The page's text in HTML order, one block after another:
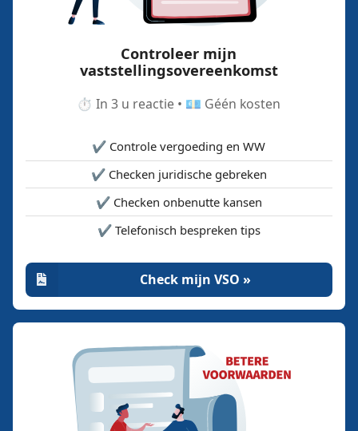
Controleer mijn
vaststellingsovereenkomst
⏱️ In 3 u reactie • 💶 Géén kosten
✔️ Controle vergoeding en WW
✔️ Checken juridische gebreken
✔️ Checken onbenutte kansen
✔️ Telefonisch bespreken tips
Check mijn VSO »